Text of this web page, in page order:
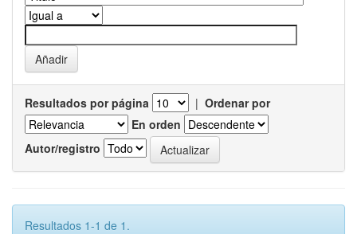
Resultados por página | Ordenar por
En orden
Autor/registro
Resultados 1-1 de 1.